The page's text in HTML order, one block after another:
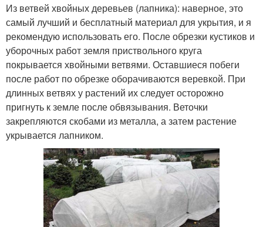
Из ветвей хвойных деревьев (лапника): наверное, это
самый лучший и бесплатный материал для укрытия, и я
рекомендую использовать его. После обрезки кустиков и
уборочных работ земля приствольного круга
покрывается хвойными ветвями. Оставшиеся побеги
после работ по обрезке оборачиваются веревкой. При
длинных ветвях у растений их следует осторожно
пригнуть к земле после обвязывания. Веточки
закрепляются скобами из металла, а затем растение
укрывается лапником.